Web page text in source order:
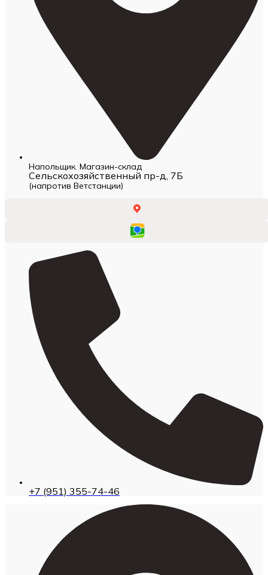
Напольщик. Магазин-склад
Сельскохозяйственный пр-д, 7Б
(напротив Ветстанции)
+7 (951) 355-74-46